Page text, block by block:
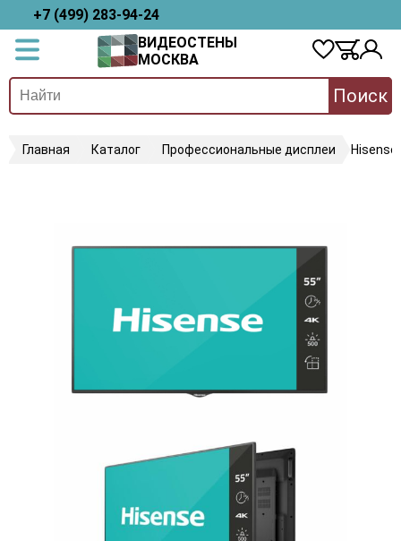
+7 (499) 283-94-24
ВИДЕОСТЕНЫ
МОСКВА
Поиск
Главная Каталог Профессиональные дисплеи Hisense